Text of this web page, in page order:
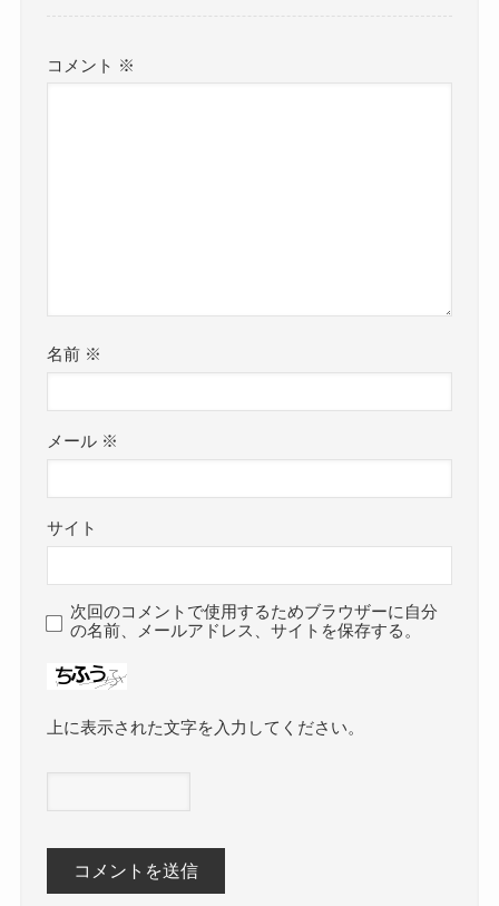
コメント ※
名前 ※
メール ※
サイト
次回のコメントで使用するためブラウザーに自分
の名前、メールアドレス、サイトを保存する。
上に表示された文字を入力してください。